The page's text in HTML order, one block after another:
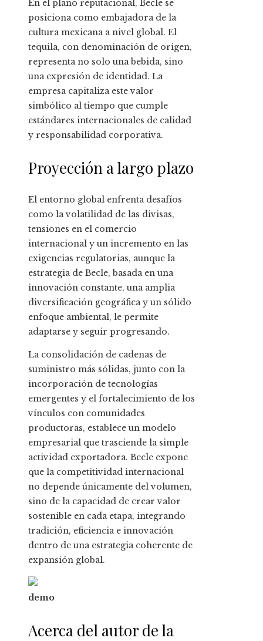
En el plano reputacional, Becle se
posiciona como embajadora de la
cultura mexicana a nivel global. El
tequila, con denominación de origen,
representa no solo una bebida, sino
una expresión de identidad. La
empresa capitaliza este valor
simbólico al tiempo que cumple
estándares internacionales de calidad
y responsabilidad corporativa.
Proyección a largo plazo
El entorno global enfrenta desafíos
como la volatilidad de las divisas,
tensiones en el comercio
internacional y un incremento en las
exigencias regulatorias, aunque la
estrategia de Becle, basada en una
innovación constante, una amplia
diversificación geográfica y un sólido
enfoque ambiental, le permite
adaptarse y seguir progresando.
La consolidación de cadenas de
suministro más sólidas, junto con la
incorporación de tecnologías
emergentes y el fortalecimiento de los
vínculos con comunidades
productoras, establece un modelo
empresarial que trasciende la simple
actividad exportadora. Becle expone
que la competitividad internacional
no depende únicamente del volumen,
sino de la capacidad de crear valor
sostenible en cada etapa, integrando
tradición, eficiencia e innovación
dentro de una estrategia coherente de
expansión global.
demo
Acerca del autor de la